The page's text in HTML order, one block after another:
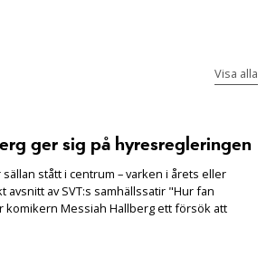
Visa alla
ger sig på hyresregleringen
stått i centrum – varken i årets eller
avsnitt av SVT:s samhällssatir "Hur fan
komikern Messiah Hallberg ett försök att